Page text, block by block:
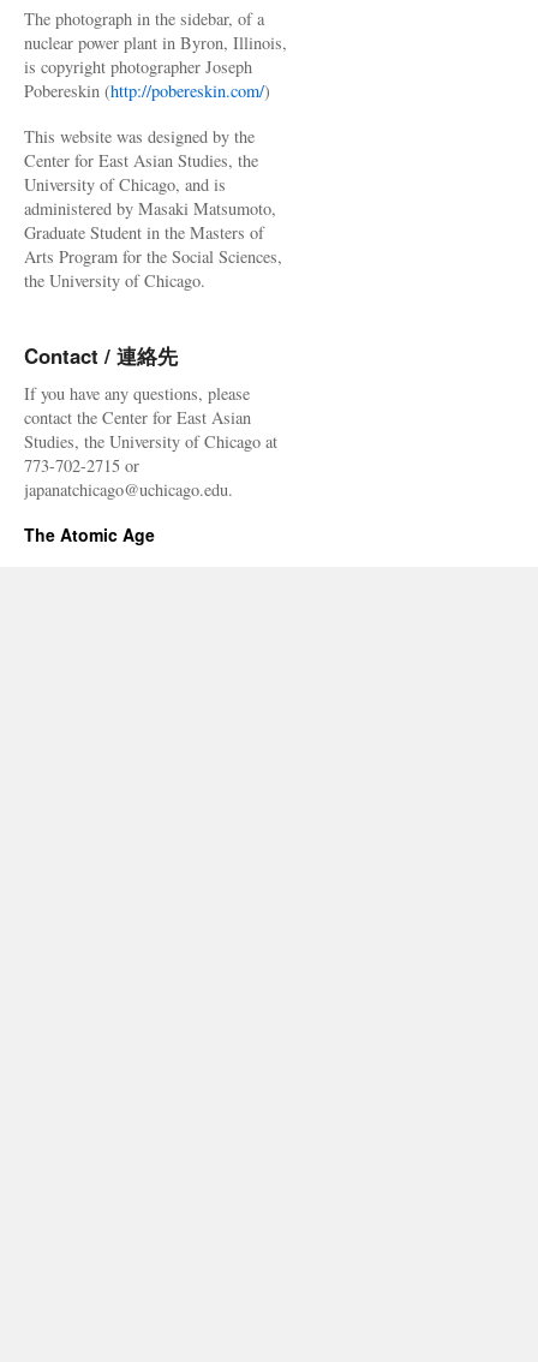
The photograph in the sidebar, of a
nuclear power plant in Byron, Illinois,
is copyright photographer Joseph
Pobereskin (http://pobereskin.com/)
This website was designed by the
Center for East Asian Studies, the
University of Chicago, and is
administered by Masaki Matsumoto,
Graduate Student in the Masters of
Arts Program for the Social Sciences,
the University of Chicago.
Contact / 連絡先
If you have any questions, please
contact the Center for East Asian
Studies, the University of Chicago at
773-702-2715 or
japanatchicago@uchicago.edu.
The Atomic Age